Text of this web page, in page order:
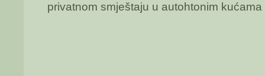
privatnom smještaju u autohtonim kućama